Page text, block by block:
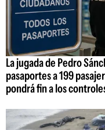
La jugada de Pedro
pasaportes a 199
pondrá fin a los